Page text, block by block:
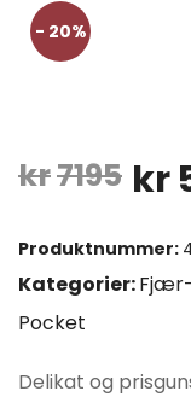
- 20%
kr7195
var:
kr
Produktnummer:
Kategorier:
Pocket
Delikat og